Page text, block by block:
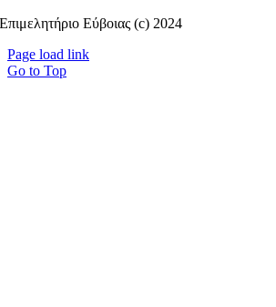
Επιμελητήριο Εύβοιας (c) 2024
Page load link
Go to Top